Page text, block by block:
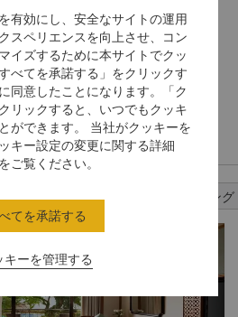
ン ペナン
ト
に囲まれたシャングリ・ラ ラササヤ
い景色を望む304室のゲストルーム
す。伝統的なモチーフとエレガント
り入れてデザインされたインテリア
ロピカル調の安らぎの空間を演出し
ーム スイート コネクティング
有効にし、安全なサイトの運用
スペリエンスを向上させ、コン
イズするために本サイトでクッ
べてを承諾する」をクリックす
同意したことになります。「ク
リックすると、いつでもクッキ
ができます。 当社がクッキーを
キー設定の変更に関する詳細
をご覧ください。
キーを管理する
てを承諾する